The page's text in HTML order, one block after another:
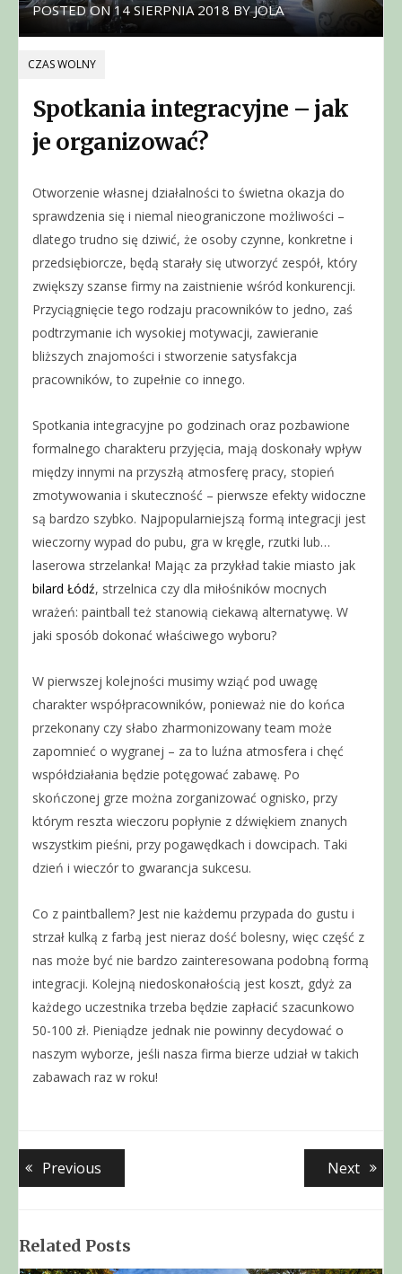
POSTED ON14 SIERPNIA 2018BYJOLA
CZAS WOLNY
Spotkania integracyjne – jak
je organizować?
Otworzenie własnej działalności to świetna okazja do
sprawdzenia się i niemal nieograniczone możliwości –
dlatego trudno się dziwić, że osoby czynne, konkretne i
przedsiębiorcze, będą starały się utworzyć zespół, który
zwiększy szanse firmy na zaistnienie wśród konkurencji.
Przyciągnięcie tego rodzaju pracowników to jedno, zaś
podtrzymanie ich wysokiej motywacji, zawieranie
bliższych znajomości i stworzenie satysfakcja
pracowników, to zupełnie co innego.
Spotkania integracyjne po godzinach oraz pozbawione
formalnego charakteru przyjęcia, mają doskonały wpływ
między innymi na przyszłą atmosferę pracy, stopień
zmotywowania i skuteczność – pierwsze efekty widoczne
są bardzo szybko. Najpopularniejszą formą integracji jest
wieczorny wypad do pubu, gra w kręgle, rzutki lub…
laserowa strzelanka! Mając za przykład takie miasto jak
bilard Łódź, strzelnica czy dla miłośników mocnych
wrażeń: paintball też stanowią ciekawą alternatywę. W
jaki sposób dokonać właściwego wyboru?
W pierwszej kolejności musimy wziąć pod uwagę
charakter współpracowników, ponieważ nie do końca
przekonany czy słabo zharmonizowany team może
zapomnieć o wygranej – za to luźna atmosfera i chęć
współdziałania będzie potęgować zabawę. Po
skończonej grze można zorganizować ognisko, przy
którym reszta wieczoru popłynie z dźwiękiem znanych
wszystkim pieśni, przy pogawędkach i dowcipach. Taki
dzień i wieczór to gwarancja sukcesu.
Co z paintballem? Jest nie każdemu przypada do gustu i
strzał kulką z farbą jest nieraz dość bolesny, więc część z
nas może być nie bardzo zainteresowana podobną formą
integracji. Kolejną niedoskonałością jest koszt, gdyż za
każdego uczestnika trzeba będzie zapłacić szacunkowo
50-100 zł. Pieniądze jednak nie powinny decydować o
naszym wyborze, jeśli nasza firma bierze udział w takich
zabawach raz w roku!
Nawigacja
wpisu
Previous NextNext
Related Posts